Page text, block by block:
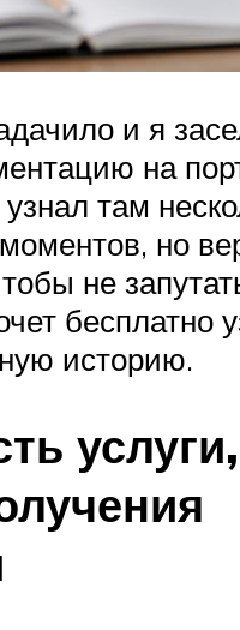
и я
на
там
но
не
бесплатно
историю.
услуги,